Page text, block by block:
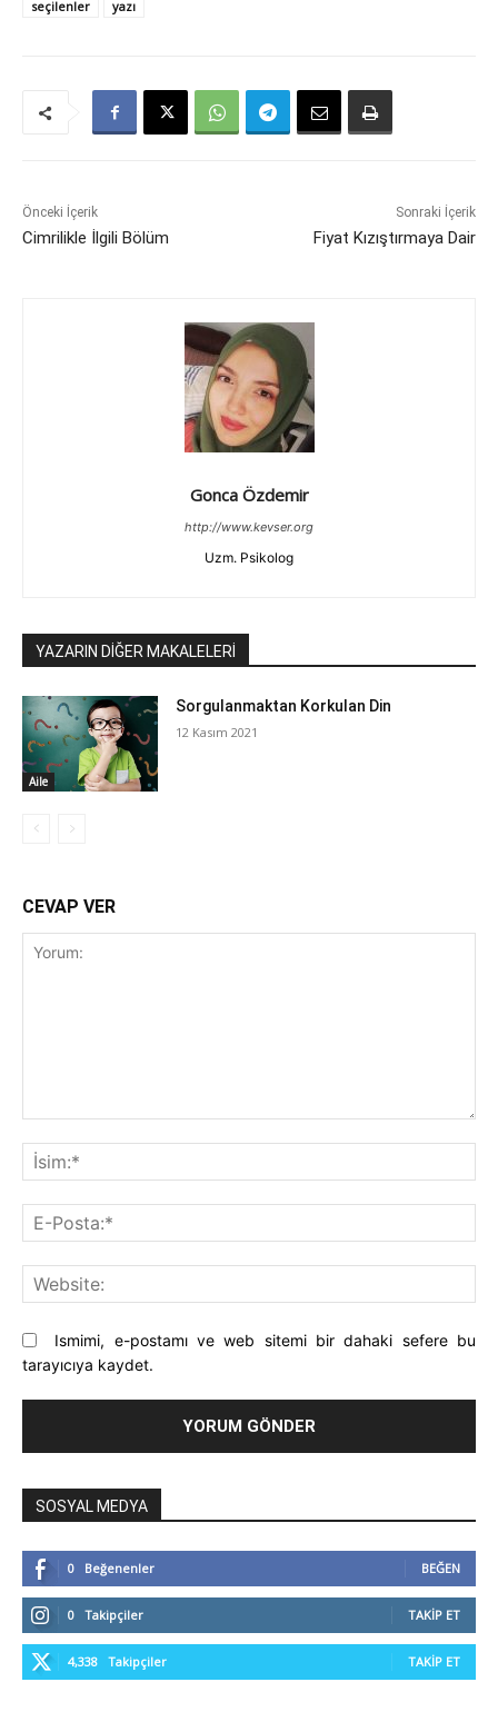
seçilenler yazı
Önceki İçerik
Cimrilikle İlgili Bölüm
Sonraki İçerik
Fiyat Kızıştırmaya Dair
Gonca Özdemir
http://www.kevser.org
Uzm. Psikolog
YAZARIN DİĞER MAKALELERİ
Aile
Sorgulanmaktan Korkulan Din
12 Kasım 2021
CEVAP VER
Ismimi, e-postamı ve web sitemi bir dahaki sefere bu
tarayıcıya kaydet.
SOSYAL MEDYA
0 Beğenenler BEĞEN
0 Takipçiler TAKIP ET
4,338 Takipçiler TAKIP ET